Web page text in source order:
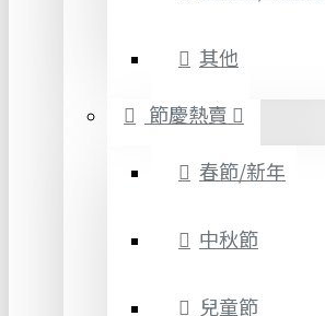
其他
節慶熱賣
春節/新年
中秋節
兒童節